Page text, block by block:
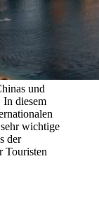
und
In diesem
wichtige
der
Touristen